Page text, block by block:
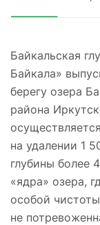
Байкальская
Байкала»
берегу озера
района
на удалении 1
глубины более
«ядра» озера,
особой
не